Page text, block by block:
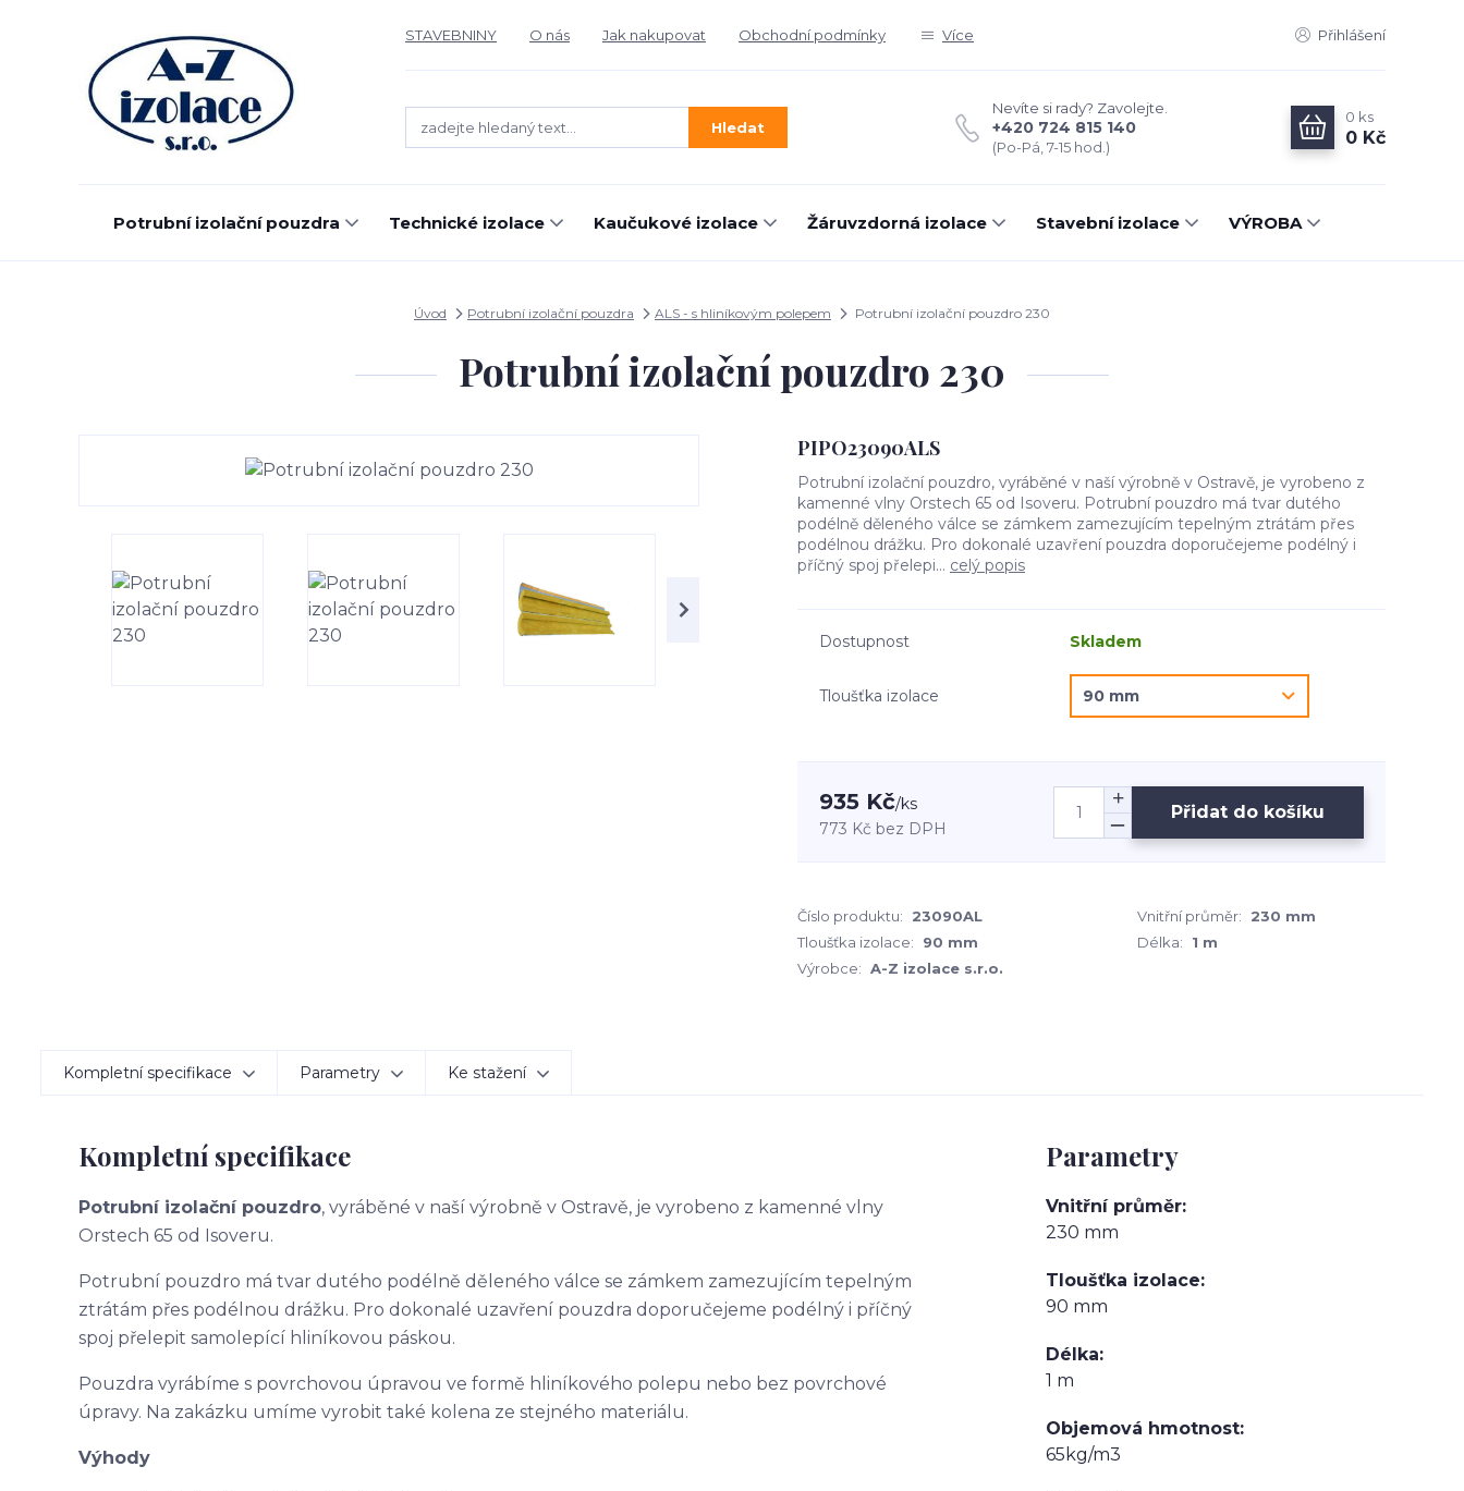
STAVEBNINY O nás Jak nakupovat Obchodní podmínky Více Přihlášení
Hledat
Nevíte si rady? Zavolejte.
+420 724 815 140
(Po-Pá, 7-15 hod.)
0 ks
0 Kč
Potrubní izolační pouzdra Technické izolace Kaučukové izolace Žáruvzdorná izolace Stavební izolace VÝROBA
Úvod Potrubní izolační pouzdra ALS - s hliníkovým polepem Potrubní izolační pouzdro 230
Potrubní izolační pouzdro 230
PIPO23090ALS
Potrubní izolační pouzdro, vyráběné v naší výrobně v Ostravě, je vyrobeno z
kamenné vlny Orstech 65 od Isoveru. Potrubní pouzdro má tvar dutého
podélně děleného válce se zámkem zamezujícím tepelným ztrátám přes
podélnou drážku. Pro dokonalé uzavření pouzdra doporučejeme podélný i
příčný spoj přelepi... celý popis
Dostupnost Skladem
Tloušťka izolace
935 Kč/ks
773 Kč bez DPH
Přidat do košíku
Číslo produktu: 23090AL Vnitřní průměr:
230 mm
Tloušťka izolace:
90 mm Délka:
1 m
Výrobce: A-Z izolace s.r.o.
Kompletní specifikace Parametry Ke stažení
Kompletní specifikace
Potrubní izolační pouzdro, vyráběné v naší výrobně v Ostravě, je vyrobeno z kamenné vlny
Orstech 65 od Isoveru.
Potrubní pouzdro má tvar dutého podélně děleného válce se zámkem zamezujícím tepelným
ztrátám přes podélnou drážku. Pro dokonalé uzavření pouzdra doporučejeme podélný i příčný
spoj přelepit samolepící hliníkovou páskou.
Pouzdra vyrábíme s povrchovou úpravou ve formě hliníkového polepu nebo bez povrchové
úpravy. Na zakázku umíme vyrobit také kolena ze stejného materiálu.
Výhody
Parametry
Vnitřní průměr
230 mm
Tloušťka izolace
90 mm
Délka
1 m
Objemová hmotnost
65kg/m3